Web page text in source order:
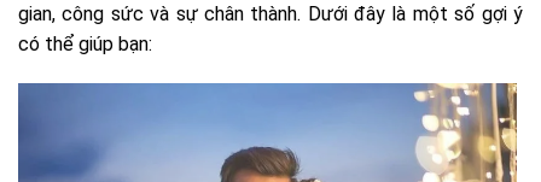
gian, công sức và sự chân thành. Dưới đây là một số gợi ý
có thể giúp bạn: